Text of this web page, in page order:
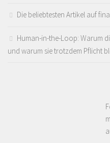
Die beliebtesten Artikel auf
Human-in-the-Loop: Warum
und warum sie trotzdem Pflicht